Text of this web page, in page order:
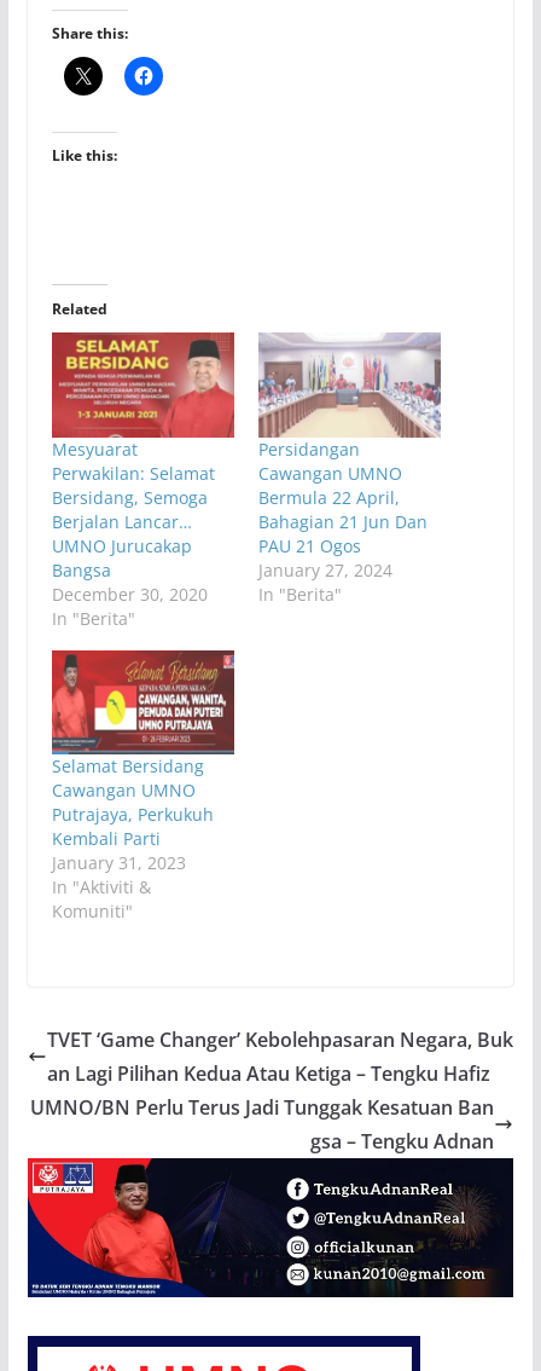
Share this:
Like this:
Related
Mesyuarat
Perwakilan: Selamat
Bersidang, Semoga
Berjalan Lancar…
UMNO Jurucakap
Bangsa
December 30, 2020
In "Berita"
Persidangan
Cawangan UMNO
Bermula 22 April,
Bahagian 21 Jun Dan
PAU 21 Ogos
January 27, 2024
In "Berita"
Selamat Bersidang
Cawangan UMNO
Putrajaya, Perkukuh
Kembali Parti
January 31, 2023
In "Aktiviti &
Komuniti"
TVET ‘Game Changer’ Kebolehpasaran Negara, Buk
an Lagi Pilihan Kedua Atau Ketiga – Tengku Hafiz
UMNO/BN Perlu Terus Jadi Tunggak Kesatuan Ban
gsa – Tengku Adnan